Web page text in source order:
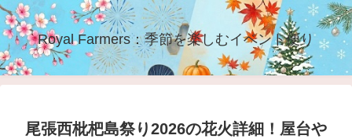
Royal Farmers：季節を楽しむイベント便り
尾張西枇杷島祭り2026の花火詳細！屋台や